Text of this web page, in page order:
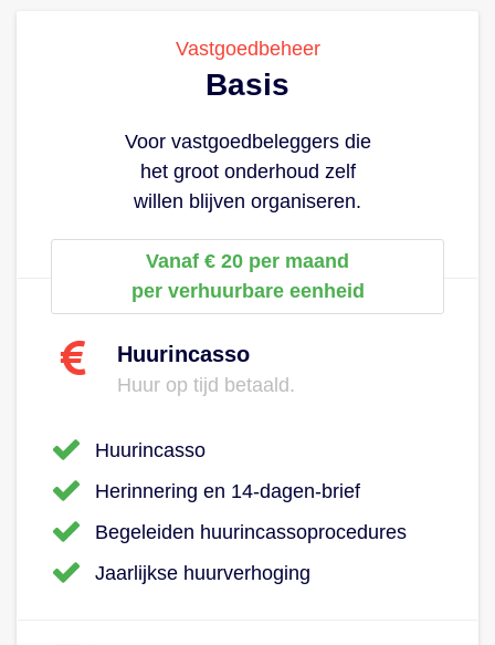
Vastgoedbeheer
Basis
Voor vastgoedbeleggers die
het groot onderhoud zelf
willen blijven organiseren.
Vanaf € 20 per maand
per verhuurbare eenheid
Huurincasso
Huur op tijd betaald.
Huurincasso
Herinnering en 14-dagen-brief
Begeleiden huurincassoprocedures
Jaarlijkse huurverhoging